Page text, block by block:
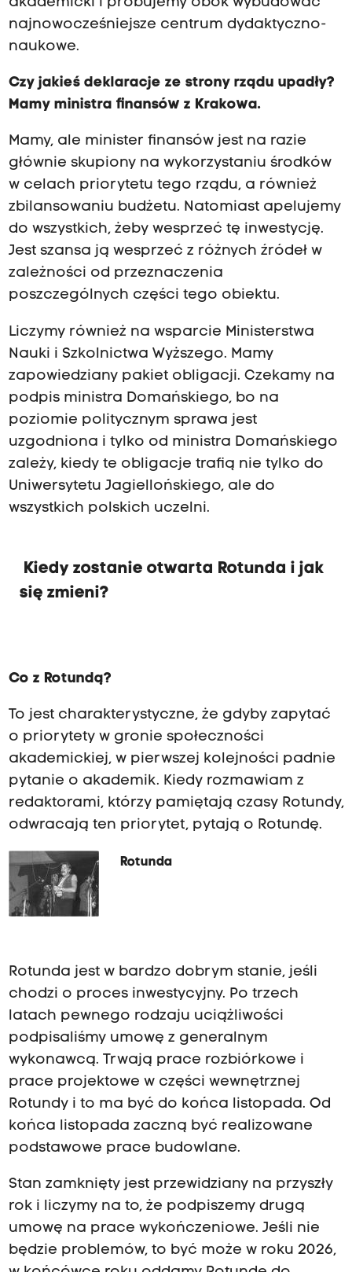
najnowocześniejsze centrum dydaktyczno-
naukowe.
Czy jakieś deklaracje ze strony rządu upadły?
Mamy ministra finansów z Krakowa.
Mamy, ale minister finansów jest na razie
głównie skupiony na wykorzystaniu środków
w celach priorytetu tego rządu, a również
zbilansowaniu budżetu. Natomiast apelujemy
do wszystkich, żeby wesprzeć tę inwestycję.
Jest szansa ją wesprzeć z różnych źródeł w
zależności od przeznaczenia
poszczególnych części tego obiektu.
Liczymy również na wsparcie Ministerstwa
Nauki i Szkolnictwa Wyższego. Mamy
zapowiedziany pakiet obligacji. Czekamy na
podpis ministra Domańskiego, bo na
poziomie politycznym sprawa jest
uzgodniona i tylko od ministra Domańskiego
zależy, kiedy te obligacje trafią nie tylko do
Uniwersytetu Jagiellońskiego, ale do
wszystkich polskich uczelni.
Kiedy zostanie otwarta Rotunda i jak
się zmieni?
Co z Rotundą?
To jest charakterystyczne, że gdyby zapytać
o priorytety w gronie społeczności
akademickiej, w pierwszej kolejności padnie
pytanie o akademik. Kiedy rozmawiam z
redaktorami, którzy pamiętają czasy Rotundy,
odwracają ten priorytet, pytają o Rotundę.
Rotunda
Rotunda jest w bardzo dobrym stanie, jeśli
chodzi o proces inwestycyjny. Po trzech
latach pewnego rodzaju uciążliwości
podpisaliśmy umowę z generalnym
wykonawcą. Trwają prace rozbiórkowe i
prace projektowe w części wewnętrznej
Rotundy i to ma być do końca listopada. Od
końca listopada zaczną być realizowane
podstawowe prace budowlane.
Stan zamknięty jest przewidziany na przyszły
rok i liczymy na to, że podpiszemy drugą
umowę na prace wykończeniowe. Jeśli nie
będzie problemów, to być może w roku 2026,